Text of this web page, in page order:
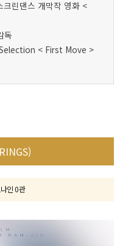
린댄스 개막작 영화 <
독
< First Move >
인 0관